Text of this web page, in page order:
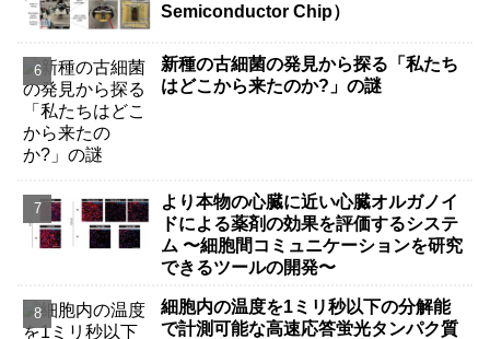
Semiconductor Chip）
新種の古細菌の発見から探る「私たち
はどこから来たのか?」の謎
より本物の心臓に近い心臓オルガノイ
ドによる薬剤の効果を評価するシステ
ム 〜細胞間コミュニケーションを研究
できるツールの開発〜
細胞内の温度を1ミリ秒以下の分解能
で計測可能な高速応答蛍光タンパク質